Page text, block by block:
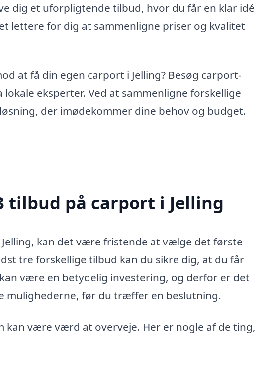
dig et uforpligtende tilbud, hvor du får en klar idé
lettere for dig at sammenligne priser og kvalitet
at få din egen carport i Jelling? Besøg carport-
eksperter. Ved at sammenligne forskellige
der imødekommer dine behov og budget.
på carport i Jelling
kan det være fristende at vælge det første
tre forskellige tilbud kan du sikre dig, at du får
være en betydelig investering, og derfor er det
mulighederne, før du træffer en beslutning.
kan være værd at overveje. Her er nogle af de ting,